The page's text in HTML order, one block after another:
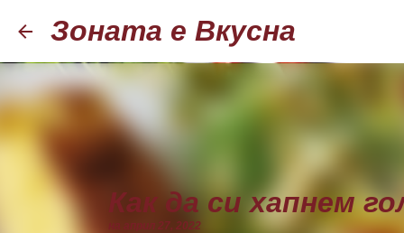
Зоната е Вкусна
Как да си хапнем
април 27, 2022